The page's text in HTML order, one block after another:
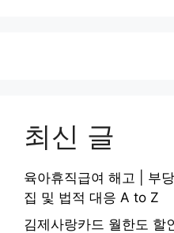
최신 글
육아휴직급여 해고 | 부
집 및 법적 대응 A to Z
김제사랑카드 월한도 할